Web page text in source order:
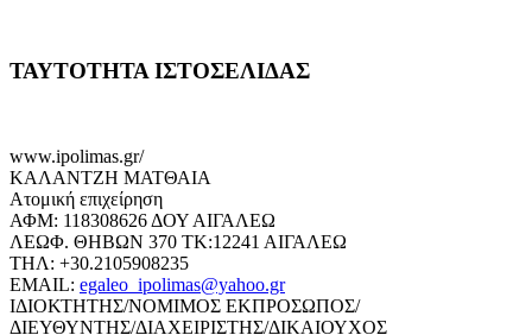
ΤΑΥΤΟΤΗΤΑ ΙΣΤΟΣΕΛΙΔΑΣ
www.ipolimas.gr/
ΚΑΛΑΝΤΖΗ ΜΑΤΘΑΙΑ
Ατομική επιχείρηση
ΑΦΜ: 118308626 ΔΟΥ ΑΙΓΑΛΕΩ
ΛΕΩΦ. ΘΗΒΩΝ 370 ΤΚ:12241 ΑΙΓΑΛΕΩ
ΤΗΛ: +30.2105908235
EMAIL: egaleo_ipolimas@yahoo.gr
ΙΔΙΟΚΤΗΤΗΣ/ΝΟΜΙΜΟΣ ΕΚΠΡΟΣΩΠΟΣ/
ΔΙΕΥΘΥΝΤΗΣ/ΔΙΑΧΕΙΡΙΣΤΗΣ/ΔΙΚΑΙΟΥΧΟΣ